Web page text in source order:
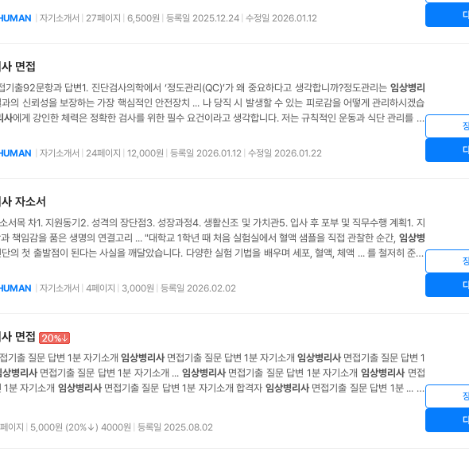
내로 '전문임상병리사' 자격
자기소개서 27페이지 6,500원 등록일 2025.12.24 수정일 2026.01.12
면접
기출92문항과 답변1. 진단검사의학에서 ‘정도관리(QC)’가 왜 중요하다고 생각합니까?정도관리는 임상병리
의 신뢰성을 보장하는 가장 핵심적인 안전장치 ... 나 당직 시 발생할 수 있는 피로감을 어떻게 관리하시겠습
사에게 강인한 체력은 정확한 검사를 위한 필수 요건이라고 생각합니다. 저는 규칙적인 운동과 식단 관리를 통
도 가볍게 넘기지 않는 예리한 관찰력을 유지하는병리사
자기소개서 24페이지 12,000원 등록일 2026.01.12 수정일 2026.01.22
자소서
서목 차1. 지원동기2. 성격의 장단점3. 성장과정4. 생활신조 및 가치관5. 입사 후 포부 및 직무수행 계획1. 지
책임감을 품은 생명의 연결고리 ... "대학교 1학년 때 처음 실험실에서 혈액 샘플을 직접 관찰한 순간, 임상병
의 첫 출발점이 된다는 사실을 깨달았습니다. 다양한 실험 기법을 배우며 세포, 혈액, 체액 ... 를 철저히 준수
임상병리사의 정확성과 꼼꼼
자기소개서 4페이지 3,000원 등록일 2026.02.02
면접
기출 질문 답변 1분 자기소개 임상병리사면접기출 질문 답변 1분 자기소개 임상병리사면접기출 질문 답변 1
상병리사면접기출 질문 답변 1분 자기소개 ... 임상병리사면접기출 질문 답변 1분 자기소개 임상병리사면접
1분 자기소개 임상병리사면접기출 질문 답변 1분 자기소개 합격자 임상병리사면접기출 질문 답변 1분 ... 자
이지 5,000원 (20%↓) 4000원 등록일 2025.08.02